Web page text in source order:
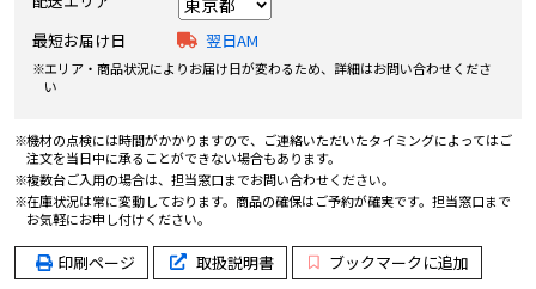
最短お届け日
翌日AM
エリア・商品状況によりお届け日が変わるため、詳細はお問い合わせくださ
い
機材の点検には時間がかかりますので、ご連絡いただいたタイミングによってはご
注文を当日中に承ることができない場合もあります。
複数台ご入用の場合は、担当窓口までお問い合わせください。
在庫状況は常に変動しております。商品の確保はご予約が確実です。担当窓口まで
お気軽にお申し付けください。
印刷ページ 取扱説明書 ブックマークに追加